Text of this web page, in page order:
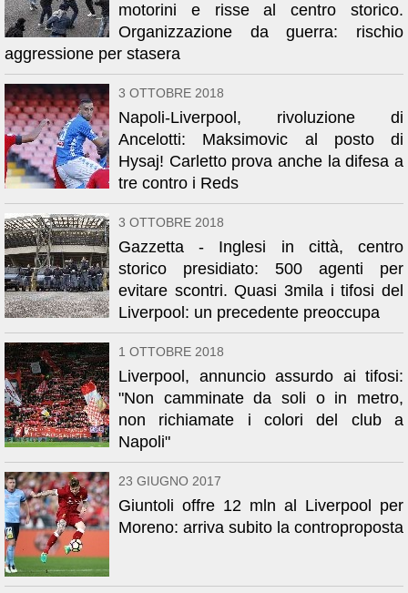
motorini e risse al centro storico.
Organizzazione da guerra: rischio
aggressione per stasera
3 OTTOBRE 2018
Napoli-Liverpool, rivoluzione di
Ancelotti: Maksimovic al posto di
Hysaj! Carletto prova anche la difesa a
tre contro i Reds
3 OTTOBRE 2018
Gazzetta - Inglesi in città, centro
storico presidiato: 500 agenti per
evitare scontri. Quasi 3mila i tifosi del
Liverpool: un precedente preoccupa
1 OTTOBRE 2018
Liverpool, annuncio assurdo ai tifosi:
"Non camminate da soli o in metro,
non richiamate i colori del club a
Napoli"
23 GIUGNO 2017
Giuntoli offre 12 mln al Liverpool per
Moreno: arriva subito la controproposta